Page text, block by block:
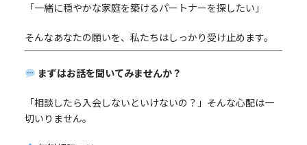
「一緒に穏やかな家庭を築けるパートナーを探したい」
そんなあなたの願いを、私たちはしっかり受け止めます。
まずはお話を聞いてみませんか？
「相談したら入会しないといけないの？」そんな心配は一
切いりません。